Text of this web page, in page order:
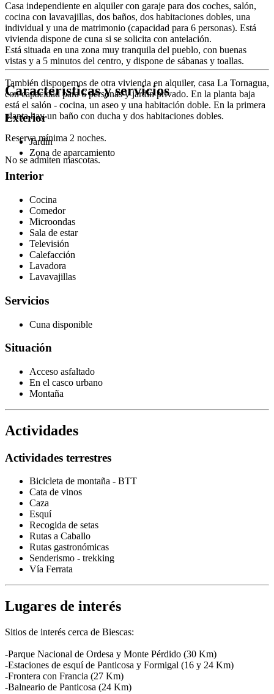
Casa independiente en alquiler con garaje para dos coches, salón,
cocina con lavavajillas, dos baños, dos habitaciones dobles, una
individual y una de matrimonio (capacidad para 6 personas). Está
vivienda dispone de cuna si se solicita con antelación.
Está situada en una zona muy tranquila del pueblo, con buenas
vistas y a 5 minutos del centro, y dispone de sábanas y toallas.
También disponemos de otra vivienda en alquiler, casa La Tornagua,
con capacidad para 6 personas y jardín privado. En la planta baja
está el salón - cocina, un aseo y una habitación doble. En la primera
planta hay un baño con ducha y dos habitaciones dobles.
Reserva mínima 2 noches.
No se admiten mascotas.
Características y servicios
Exterior
Jardín
Zona de aparcamiento
Interior
Cocina
Comedor
Microondas
Sala de estar
Televisión
Calefacción
Lavadora
Lavavajillas
Servicios
Cuna disponible
Situación
Acceso asfaltado
En el casco urbano
Montaña
Actividades
Actividades terrestres
Bicicleta de montaña - BTT
Cata de vinos
Caza
Esquí
Recogida de setas
Rutas a Caballo
Rutas gastronómicas
Senderismo - trekking
Vía Ferrata
Lugares de interés
Sitios de interés cerca de Biescas:
-Parque Nacional de Ordesa y Monte Pérdido (30 Km)
-Estaciones de esquí de Panticosa y Formigal (16 y 24 Km)
-Frontera con Francia (27 Km)
-Balneario de Panticosa (24 Km)